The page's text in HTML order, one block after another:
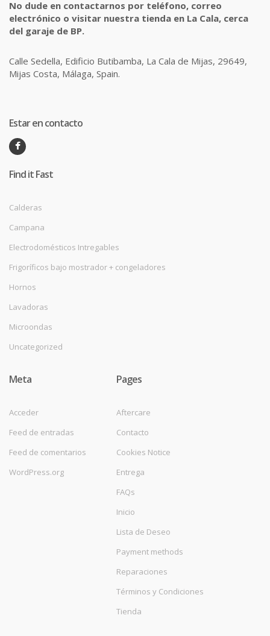
No dude en contactarnos por teléfono, correo
electrónico o visitar nuestra tienda en La Cala, cerca
del garaje de BP.
Calle Sedella, Edificio Butibamba, La Cala de Mijas, 29649,
Mijas Costa, Málaga, Spain.
Estar en contacto
Find it Fast
Calderas
Campana
Electrodomésticos Intregables
Frigoríficos bajo mostrador + congeladores
Hornos
Lavadoras
Microondas
Uncategorized
Meta
Acceder
Feed de entradas
Feed de comentarios
WordPress.org
Pages
Aftercare
Contacto
Cookies Notice
Entrega
FAQs
Inicio
Lista de Deseo
Payment methods
Reparaciones
Términos y Condiciones
Tienda